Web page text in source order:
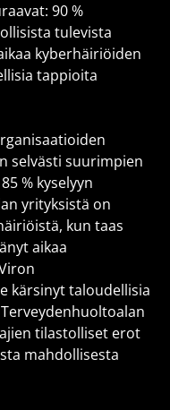
90 %
tulevista
kyberhäiriöiden
tappioita
selvästi suurimpien
% kyselyyn
yrityksistä on
kun taas
aikaa
kärsinyt taloudellisia
tilastolliset erot
mahdollisesta